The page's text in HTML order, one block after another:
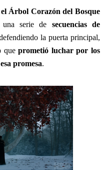
Árbol Corazón del Bosque
serie de secuencias de
la puerta principal,
queprometió luchar por los
promesa.